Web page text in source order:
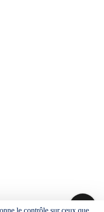
la
du chauffage
:
choix selon les
types de
de
le contrôle sur ceux que